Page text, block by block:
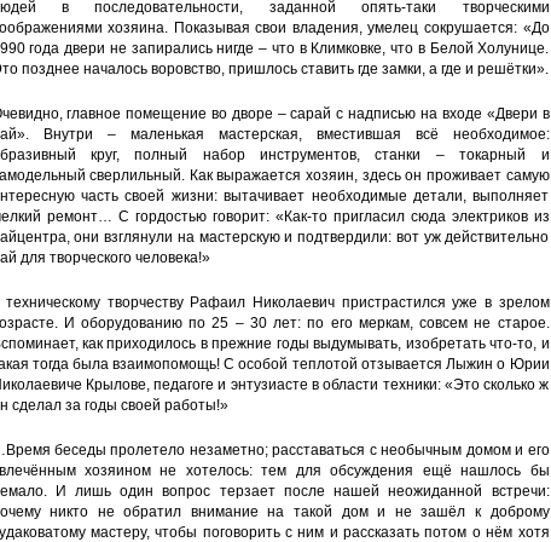
в последовательности, заданной опять-таки творческими
хозяина. Показывая свои владения, умелец сокрушается: «До
года двери не запирались нигде – что в Климковке, что в Белой Холунице.
позднее началось воровство, пришлось ставить где замки, а где и решётки».
главное помещение во дворе – сарай с надписью на входе «Двери в
Внутри – маленькая мастерская, вместившая всё необходимое:
круг, полный набор инструментов, станки – токарный и
сверлильный. Как выражается хозяин, здесь он проживает самую
часть своей жизни: вытачивает необходимые детали, выполняет
ремонт… С гордостью говорит: «Как-то пригласил сюда электриков из
они взглянули на мастерскую и подтвердили: вот уж действительно
для творческого человека!»
техническому творчеству Рафаил Николаевич пристрастился уже в зрелом
И оборудованию по 25 – 30 лет: по его меркам, совсем не старое.
как приходилось в прежние годы выдумывать, изобретать что-то, и
тогда была взаимопомощь! С особой теплотой отзывается Лыжин о Юрии
Крылове, педагоге и энтузиасте в области техники: «Это сколько ж
сделал за годы своей работы!»
беседы пролетело незаметно; расставаться с необычным домом и его
хозяином не хотелось: тем для обсуждения ещё нашлось бы
И лишь один вопрос терзает после нашей неожиданной встречи:
никто не обратил внимание на такой дом и не зашёл к доброму
мастеру, чтобы поговорить с ним и рассказать потом о нём хотя